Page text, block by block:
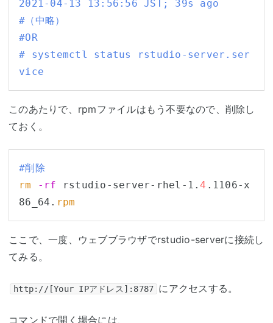
2021-04-13 13:56:56 JST; 39s ago
#（中略）
#OR
# systemctl status rstudio-server.ser
vice
このあたりで、rpmファイルはもう不要なので、削除し
ておく。
#削除
rm
-rf rstudio-server-rhel-1.4 .1106-x
86_64. rpm
ここで、一度、ウェブブラウザでrstudio-serverに接続し
てみる。
http://[Your IPアドレス]:8787 にアクセスする。
コマンドで開く場合には、